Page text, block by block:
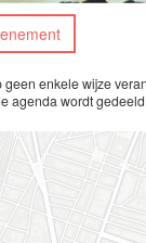
enkele wijze
agenda wordt gedeeld.